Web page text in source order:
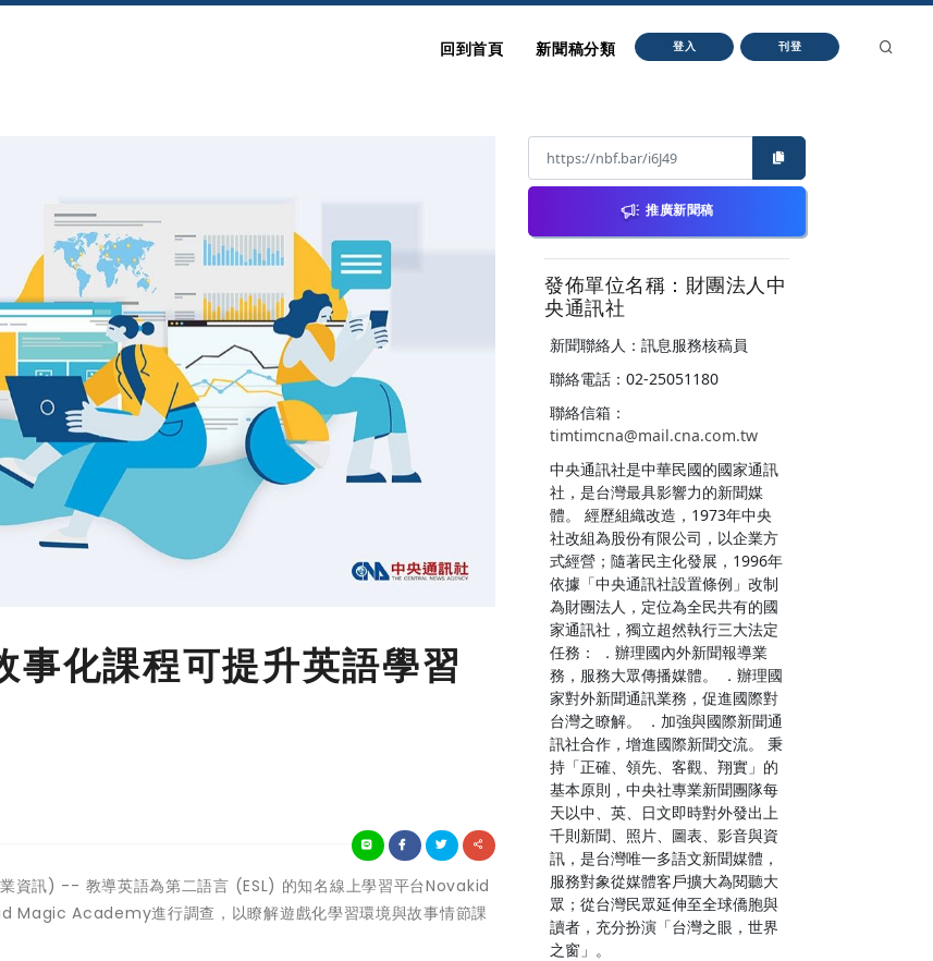
回到首頁 新聞稿分類 登入 刊登
化課程可提升英語學習
資訊) -- 教導英語為第二語言 (ESL) 的知名線上學習平台Novakid
Magic Academy進行調查，以瞭解遊戲化學習環境與故事情節課
推廣新聞稿
發佈單位名稱：財團法人中
央通訊社
新聞聯絡人：訊息服務核稿員
聯絡電話：02-25051180
聯絡信箱：
timtimcna@mail.cna.com.tw
中央通訊社是中華民國的國家通訊
社，是台灣最具影響力的新聞媒
體。 經歷組織改造，1973年中央
社改組為股份有限公司，以企業方
式經營；隨著民主化發展，1996年
依據「中央通訊社設置條例」改制
為財團法人，定位為全民共有的國
家通訊社，獨立超然執行三大法定
任務： ．辦理國內外新聞報導業
務，服務大眾傳播媒體。 ．辦理國
家對外新聞通訊業務，促進國際對
台灣之瞭解。 ．加強與國際新聞通
訊社合作，增進國際新聞交流。 秉
持「正確、領先、客觀、翔實」的
基本原則，中央社專業新聞團隊每
天以中、英、日文即時對外發出上
千則新聞、照片、圖表、影音與資
訊，是台灣唯一多語文新聞媒體，
服務對象從媒體客戶擴大為閱聽大
眾；從台灣民眾延伸至全球僑胞與
讀者，充分扮演「台灣之眼，世界
之窗」。